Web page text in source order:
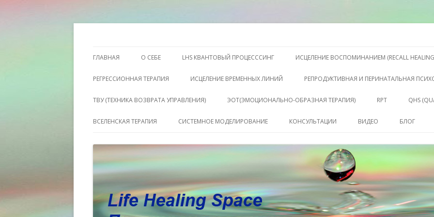
ГЛАВНАЯ О СЕБЕ LHS КВАНТОВЫЙ ПРОЦЕСССИНГ ИСЦЕЛЕНИЕ ВОСПОМИНАНИЕМ (RECALL
РЕГРЕССИОННАЯ ТЕРАПИЯ ИСЦЕЛЕНИЕ ВРЕМЕННЫХ ЛИНИЙ РЕПРОДУКТИВНАЯ И ПЕРИНАТАЛЬНАЯ
ТВУ (ТЕХНИКА ВОЗВРАТА УПРАВЛЕНИЯ) ЭОТ(ЭМОЦИОНАЛЬНО-ОБРАЗНАЯ ТЕРАПИЯ) RPT QHS
ВСЕЛЕНСКАЯ ТЕРАПИЯ СИСТЕМНОЕ МОДЕЛИРОВАНИЕ КОНСУЛЬТАЦИИ
ПАКЕТ СЕССИЙ И
КОНСУЛЬТАЦИЙ
СОПРОВОЖДЕНИЕ
КОУЧИНГ ДО РЕЗУЛЬТАТА
ВИДЕО БЛОГ